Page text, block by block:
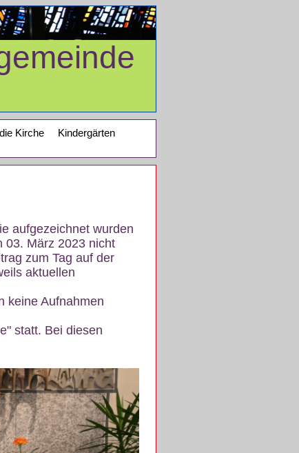
Kirche
Kindergärten
aufgezeichnet wurden
03. März 2023 nicht
zum Tag auf der
aktuellen
keine Aufnahmen
statt. Bei diesen